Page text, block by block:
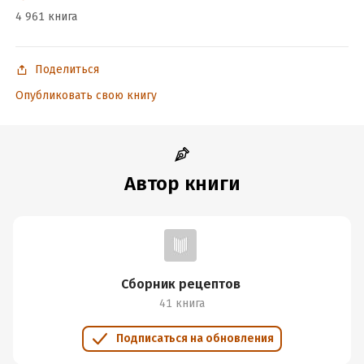
Подробная информация
Дата поступления:
ISBN (EAN): 9785171715373
4 961 книга
Поделиться
Опубликовать свою книгу
Автор книги
Сборник рецептов
41 книга
Подписаться на обновления